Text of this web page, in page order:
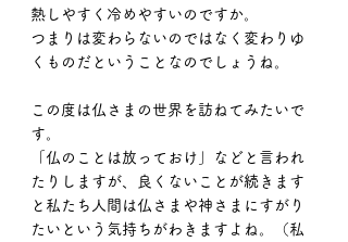
熱しやすく冷めやすいのですか。
つまりは変わらないのではなく変わりゆ
くものだということなのでしょうね。
この度は仏さまの世界を訪ねてみたいで
す。
「仏のことは放っておけ」などと言われ
たりしますが、良くないことが続きます
と私たち人間は仏さまや神さまにすがり
たいという気持ちがわきますよね。（私